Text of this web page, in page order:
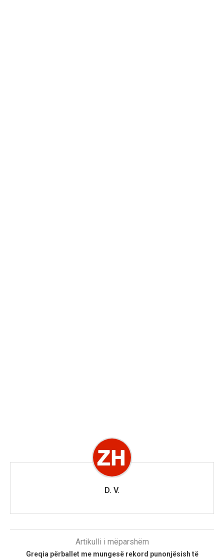
D. V.
Artikulli i mëparshëm
Greqia përballet me mungesë rekord punonjësish të